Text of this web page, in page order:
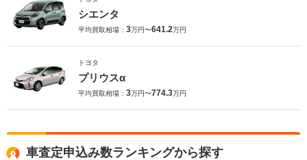
シエンタ
平均買取相場： 3万円〜641.2万円
トヨタ
プリウスα
平均買取相場： 3万円〜774.3万円
車査定申込み数ランキングから探す